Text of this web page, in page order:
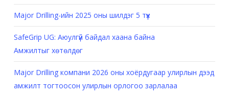
Major Drilling-ийн 2025 оны шилдэг 5 түүх
SafeGrip UG: Аюулгүй байдал хаана байна
Амжилтыг хөтөлдөг
Major Drilling компани 2026 оны хоёрдугаар улирлын дээд
амжилт тогтоосон улирлын орлогоо зарлалаа